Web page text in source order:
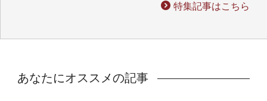
特集記事はこちら
あなたにオススメの記事